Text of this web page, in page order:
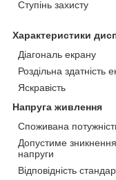
Ступінь захисту
Характеристики
Діагональ екрану
Роздільна здатність
Яскравість
Напруга живлення
Споживана
Допустиме зникнення
напруги
Відповідність